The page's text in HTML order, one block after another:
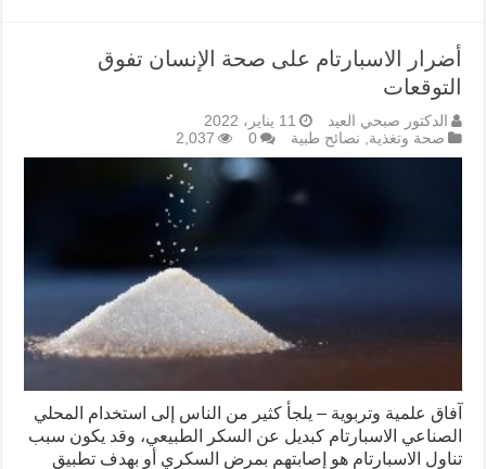
أضرار الاسبارتام على صحة الإنسان تفوق
التوقعات
الدكتور صبحي العيد
11 يناير، 2022
صحة وتغذية
نصائح طبية 0
2,037
آفاق علمية وتربوية – يلجأ كثير من الناس إلى استخدام المحلي
الصناعي الاسبارتام كبديل عن السكر الطبيعي، وقد يكون سبب
تناول الاسبارتام هو إصابتهم بمرض السكري أو بهدف تطبيق